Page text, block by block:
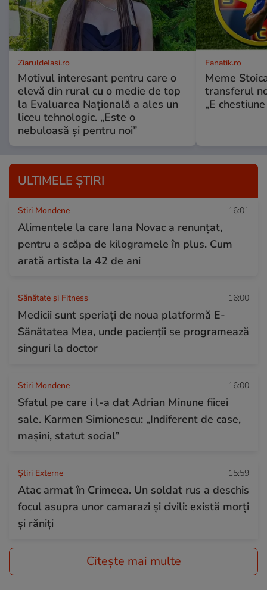
ZiaruldeIasi.ro
Motivul interesant pentru care o
elevă din rural cu o medie de top
la Evaluarea Națională a ales un
liceu tehnologic. „Este o
nebuloasă și pentru noi”
Fanatik.ro
Meme
transferul
„E
ULTIMELE ȘTIRI
Stiri Mondene 16:01
Alimentele la care Iana Novac a renunțat,
pentru a scăpa de kilogramele în plus. Cum
arată artista la 42 de ani
Sănătate și Fitness 16:00
Medicii sunt speriați de noua platformă E-
Sănătatea Mea, unde pacienții se programează
singuri la doctor
Stiri Mondene 16:00
Sfatul pe care i l-a dat Adrian Minune fiicei
sale. Karmen Simionescu: „Indiferent de case,
mașini, statut social”
Știri Externe 15:59
Atac armat în Crimeea. Un soldat rus a deschis
focul asupra unor camarazi și civili: există morți
și răniți
Citește mai multe